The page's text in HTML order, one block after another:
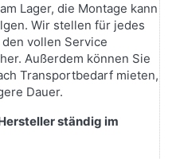
Lager, die Montage kann
Wir stellen für jedes
vollen Service
Außerdem können Sie
Transportbedarf mieten,
Dauer.
ständig im